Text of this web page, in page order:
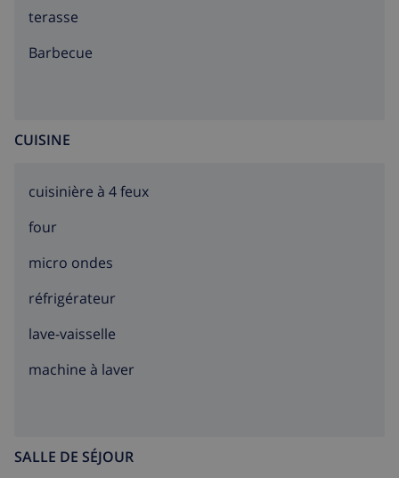
terasse
barbecue
CUISINE
cuisinière à 4 feux
four
micro ondes
réfrigérateur
lave-vaisselle
machine à laver
SALLE DE SÉJOUR